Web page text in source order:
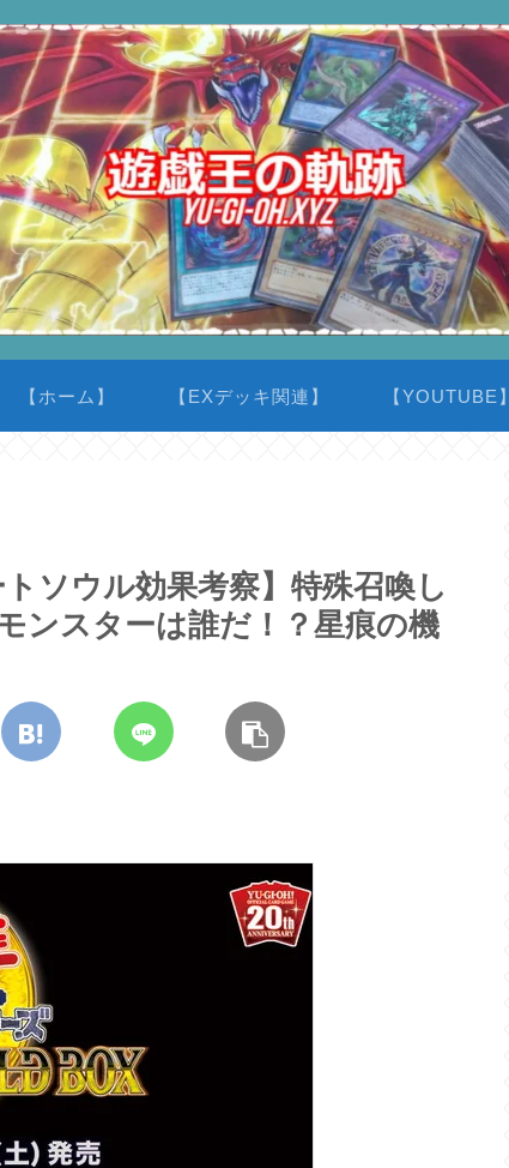
【ホーム】 【EXデッキ関連】 【YOUTUBE】
ソウル効果考察】特殊召喚し
ンスターは誰だ！？星痕の機